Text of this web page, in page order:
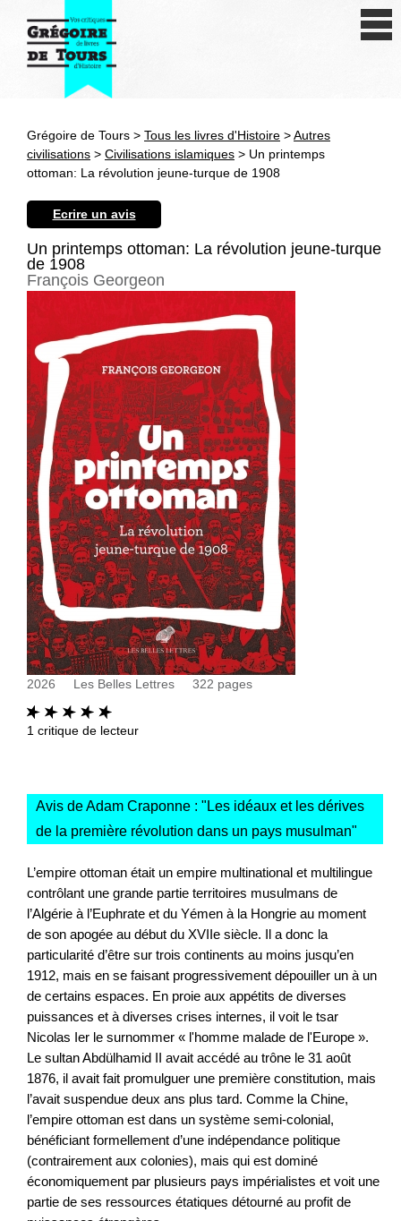
Antiquité
Autres civilisations
Thématiques
Grégoire de Tours > Tous les livres d'Histoire >Autres
civilisations > Civilisations islamiques > Un printemps
ottoman: La révolution jeune-turque de 1908
Ecrire un avis
Un printemps ottoman: La révolution jeune-turque
de 1908
François Georgeon
2026 Les Belles Lettres 322 pages
1 critique de lecteur
Avis de Adam Craponne : " Les idéaux et les dérives
de la première révolution dans un pays musulman"
L’empire ottoman était un empire multinational et multilingue
contrôlant une grande partie territoires musulmans de
l’Algérie à l’Euphrate et du Yémen à la Hongrie au moment
de son apogée au début du XVIIe siècle. Il a donc la
particularité d’être sur trois continents au moins jusqu’en
1912, mais en se faisant progressivement dépouiller un à un
de certains espaces. En proie aux appétits de diverses
puissances et à diverses crises internes, il voit le tsar
Nicolas Ier le surnommer « l'homme malade de l'Europe ».
Le sultan Abdülhamid II avait accédé au trône le 31 août
1876, il avait fait promulguer une première constitution, mais
l’avait suspendue deux ans plus tard. Comme la Chine,
l’empire ottoman est dans un système semi-colonial,
bénéficiant formellement d’une indépendance politique
(contrairement aux colonies), mais qui est dominé
économiquement par plusieurs pays impérialistes et voit une
partie de ses ressources étatiques détourné au profit de